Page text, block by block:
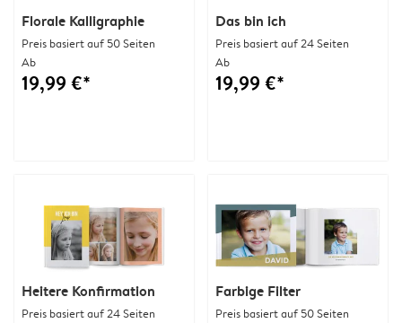
Florale Kalligraphie
Preis basiert auf 50 Seiten
Ab
19,99 €*
Farbige Filter
Preis basiert auf 50 Seiten
Heitere Konfirmation
Preis basiert auf 24 Seiten
Das bin ich
Preis basiert auf 24 Seiten
Ab
19,99 €*